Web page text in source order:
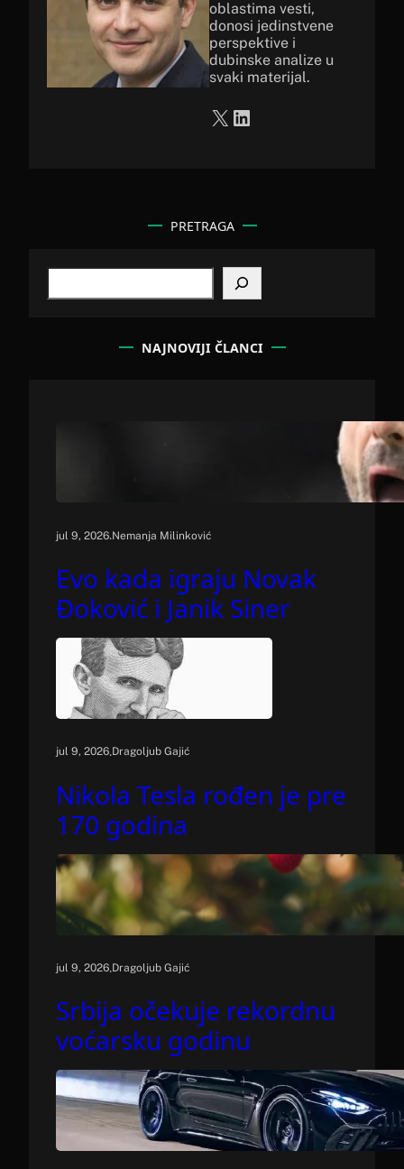
oblastima vesti,
donosi jedinstvene
perspektive i
dubinske analize u
svaki materijal.
X LinkedIn
PRETRAGA
NAJNOVIJI ČLANCI
jul 9, 2026.Nemanja Milinković
Evo kada igraju Novak
Đoković i Janik Siner
jul 9, 2026.Dragoljub Gajić
Nikola Tesla rođen je pre
170 godina
jul 9, 2026.Dragoljub Gajić
Srbija očekuje rekordnu
voćarsku godinu